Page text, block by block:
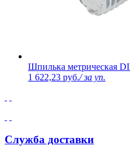
Шпилька метрическая
1 622,23 руб./ за уп.
Служба доставки